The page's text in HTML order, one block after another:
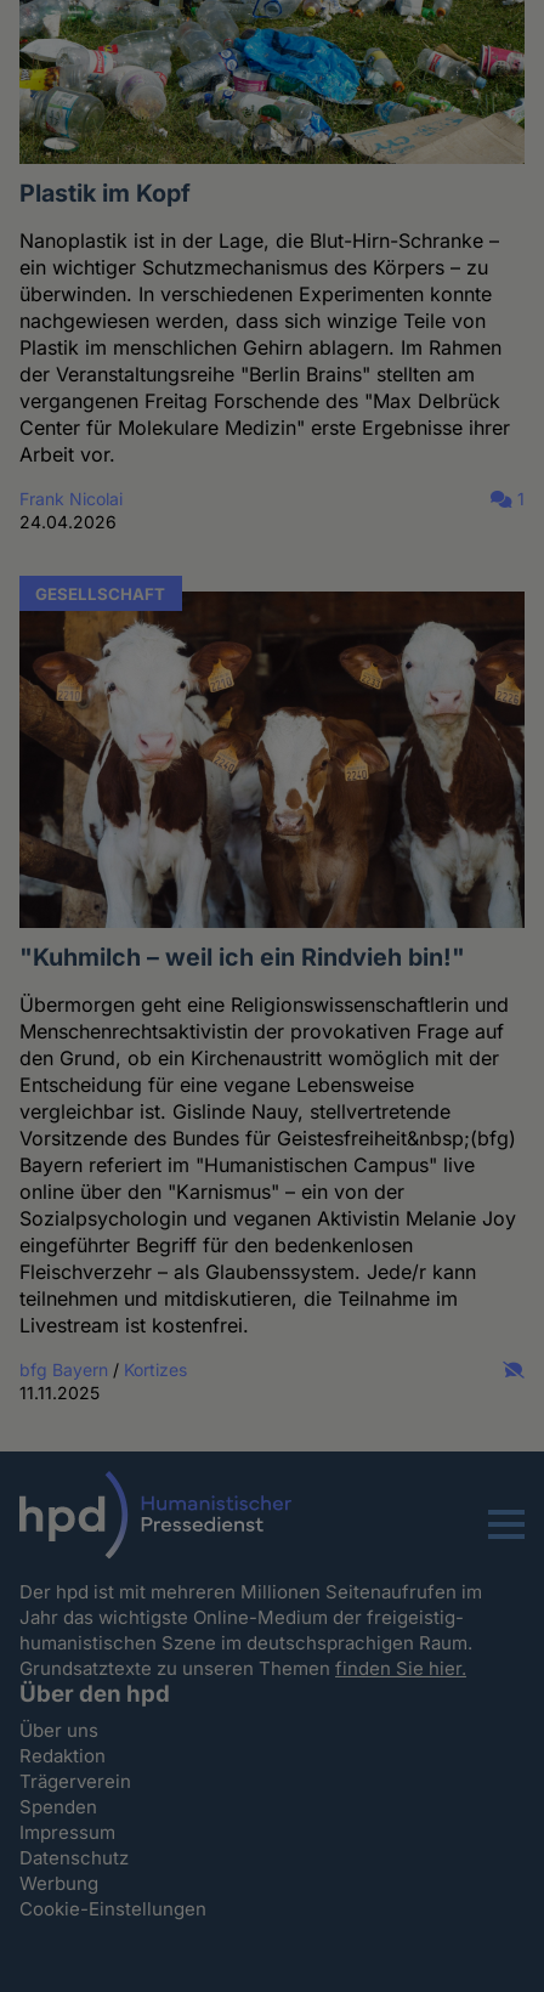
Plastik im Kopf
Nanoplastik ist in der Lage, die Blut-Hirn-Schranke –
ein wichtiger Schutzmechanismus des Körpers – zu
überwinden. In verschiedenen Experimenten konnte
nachgewiesen werden, dass sich winzige Teile von
Plastik im menschlichen Gehirn ablagern. Im Rahmen
der Veranstaltungsreihe "Berlin Brains" stellten am
vergangenen Freitag Forschende des "Max Delbrück
Center für Molekulare Medizin" erste Ergebnisse ihrer
Arbeit vor.
Frank Nicolai
24.04.2026
1
GESELLSCHAFT
"Kuhmilch – weil ich ein Rindvieh bin!"
Übermorgen geht eine Religionswissenschaftlerin und
Menschenrechtsaktivistin der provokativen Frage auf
den Grund, ob ein Kirchenaustritt womöglich mit der
Entscheidung für eine vegane Lebensweise
vergleichbar ist. Gislinde Nauy, stellvertretende
Vorsitzende des Bundes für Geistesfreiheit&nbsp;(bfg)
Bayern referiert im "Humanistischen Campus" live
online über den "Karnismus" – ein von der
Sozialpsychologin und veganen Aktivistin Melanie Joy
eingeführter Begriff für den bedenkenlosen
Fleischverzehr – als Glaubenssystem. Jede/r kann
teilnehmen und mitdiskutieren, die Teilnahme im
Livestream ist kostenfrei.
bfg Bayern / Kortizes
11.11.2025
Menu
Der hpd ist mit mehreren Millionen Seitenaufrufen im
Jahr das wichtigste Online-Medium der freigeistig-
humanistischen Szene im deutschsprachigen Raum.
Grundsatztexte zu unseren Themenfinden Sie hier.
Über den hpd
Über uns
Redaktion
Trägerverein
Spenden
Impressum
Datenschutz
Werbung
Cookie-Einstellungen